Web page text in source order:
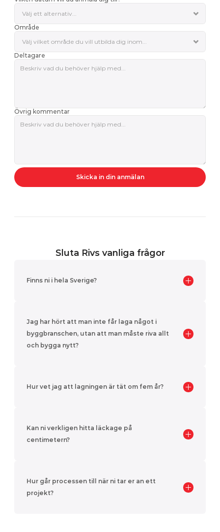
Område
Deltagare
Övrig kommentar
Skicka in din anmälan
Sluta Rivs vanliga frågor
Finns ni i hela Sverige?
Jag har hört att man inte får laga något i
byggbranschen, utan att man måste riva allt
och bygga nytt?
Hur vet jag att lagningen är tät om fem år?
Kan ni verkligen hitta läckage på
centimetern?
Hur går processen till när ni tar er an ett
projekt?